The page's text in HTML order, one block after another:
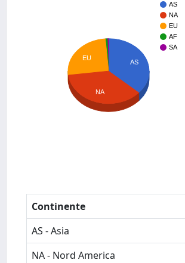
AS
NA
EU
AF
SA
AS
EU
NA
Continente
AS - Asia
NA - Nord America